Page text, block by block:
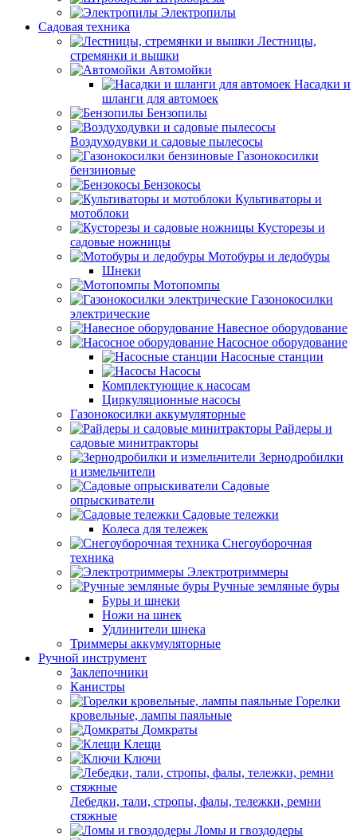
Электропилы
Садовая техника
Лестницы,
стремянки и вышки
Автомойки
Насадки и
шланги для автомоек
Бензопилы
Воздуходувки и садовые пылесосы
Газонокосилки
бензиновые
Бензокосы
Культиваторы и
мотоблоки
Кусторезы и
садовые ножницы
Мотобуры и ледобуры
Шнеки
Мотопомпы
Газонокосилки
электрические
Навесное оборудование
Насосное оборудование
Насосные станции
Насосы
Комплектующие к насосам
Циркуляционные насосы
Газонокосилки аккумуляторные
Райдеры и
садовые минитракторы
Зернодробилки
и измельчители
Садовые
опрыскиватели
Садовые тележки
Колеса для тележек
Снегоуборочная
техника
Электротриммеры
Ручные земляные буры
Буры и шнеки
Ножи на шнек
Удлинители шнека
Триммеры аккумуляторные
Ручной инструмент
Заклепочники
Канистры
Горелки
кровельные, лампы паяльные
Домкраты
Клещи
Ключи
Лебедки, тали, стропы, фалы, тележки, ремни
стяжные
Ломы и гвоздодеры